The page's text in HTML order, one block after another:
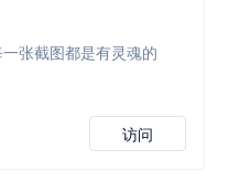
张截图都是有灵魂的
访问